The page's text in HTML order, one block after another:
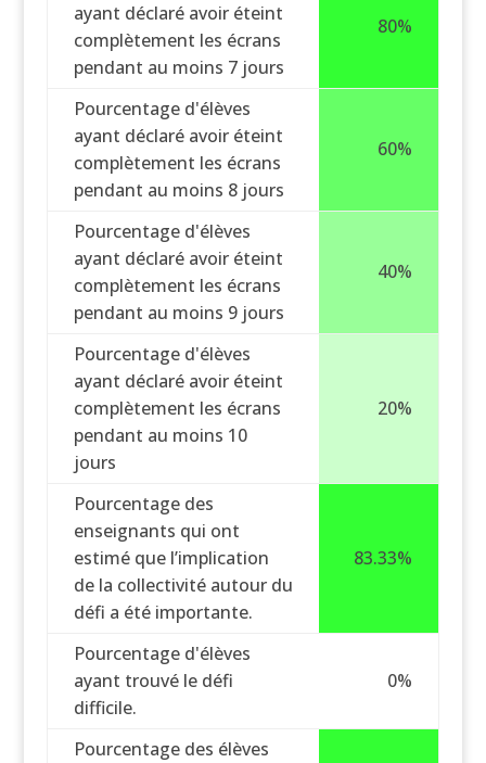
ayant déclaré avoir éteint
complètement les écrans
pendant au moins 7 jours
80%
Pourcentage d'élèves
ayant déclaré avoir éteint
complètement les écrans
pendant au moins 8 jours
60%
Pourcentage d'élèves
ayant déclaré avoir éteint
complètement les écrans
pendant au moins 9 jours
40%
Pourcentage d'élèves
ayant déclaré avoir éteint
complètement les écrans
pendant au moins 10
jours
20%
Pourcentage des
enseignants qui ont
estimé que l’implication
de la collectivité autour du
défi a été importante.
83.33%
Pourcentage d'élèves
ayant trouvé le défi
difficile.
0%
Pourcentage des élèves